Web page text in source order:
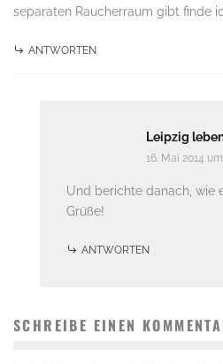
separaten Raucherraum gibt finde
ANTWORTEN
Leipzig
16. Mai 2014
Und berichte danach, wie
Grüße!
ANTWORTEN
SCHREIBE EINEN